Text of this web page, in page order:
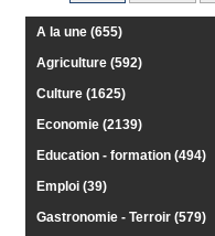
Gazette
Vidéos
Blogs
A la une (655)
Agriculture (592)
Culture (1625)
Economie (2139)
Education - formation (494)
Emploi (39)
Gastronomie - Terroir (579)